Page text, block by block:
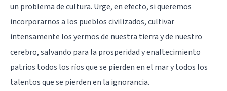
un problema de cultura. Urge, en efecto, si queremos
incorporarnos a los pueblos civilizados, cultivar
intensamente los yermos de nuestra tierra y de nuestro
cerebro, salvando para la prosperidad y enaltecimiento
patrios todos los ríos que se pierden en el mar y todos los
talentos que se pierden en la ignorancia.